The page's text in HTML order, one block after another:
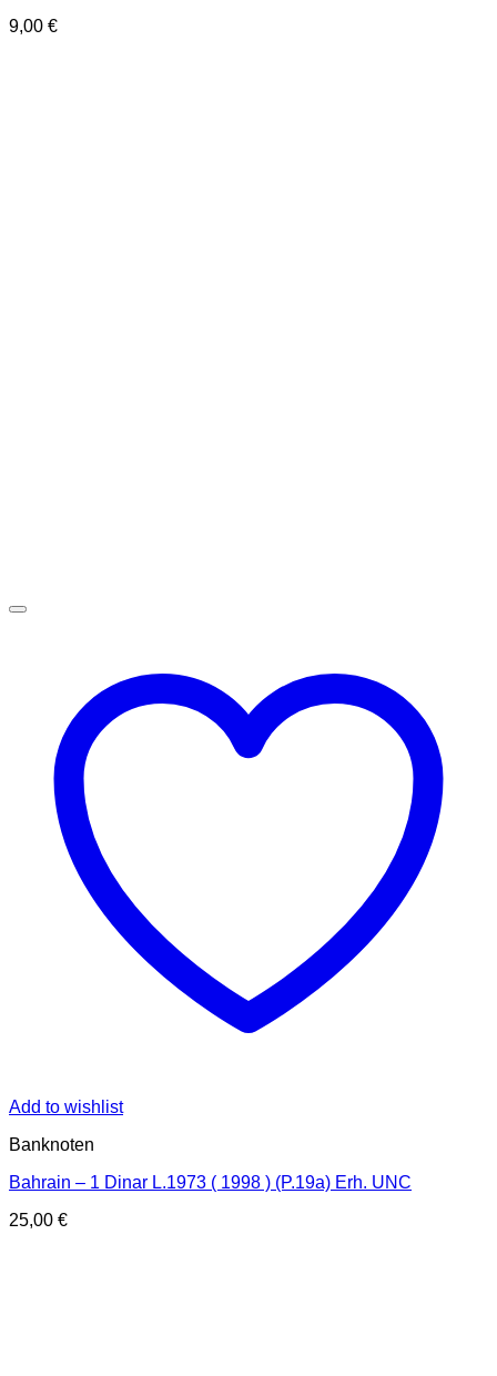
9,00 €
Add to wishlist
Banknoten
Bahrain – 1 Dinar L.1973 ( 1998 ) (P.19a) Erh. UNC
25,00 €